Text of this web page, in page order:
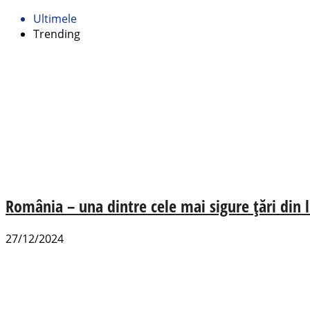
Ultimele
Trending
România – una dintre cele mai sigure țări din
27/12/2024